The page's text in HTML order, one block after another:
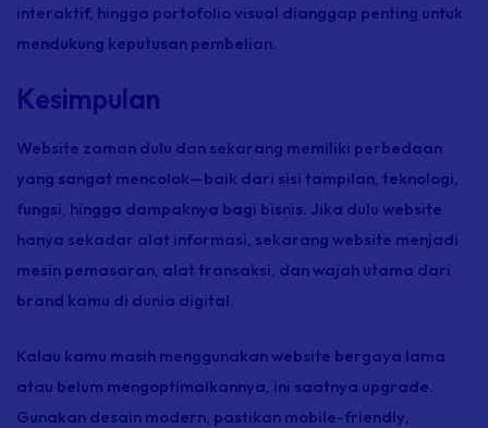
interaktif, hingga portofolio visual dianggap penting untuk
mendukung keputusan pembelian.
Kesimpulan
Website zaman dulu dan sekarang memiliki perbedaan
yang sangat mencolok—baik dari sisi tampilan, teknologi,
fungsi, hingga dampaknya bagi bisnis. Jika dulu website
hanya sekadar alat informasi, sekarang website menjadi
mesin pemasaran, alat transaksi, dan wajah utama dari
brand kamu di dunia digital.
Kalau kamu masih menggunakanwebsite bergaya lama
atau belum mengoptimalkannya, ini saatnya upgrade
Gunakan desain modern, pastikan mobile-friendly